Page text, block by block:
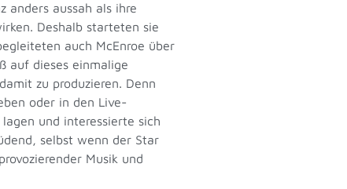
anders aussah als ihre
Deshalb starteten sie
auch McEnroe über
auf dieses einmalige
zu produzieren. Denn
oder in den Live-
und interessierte sich
selbst wenn der Star
Musik und